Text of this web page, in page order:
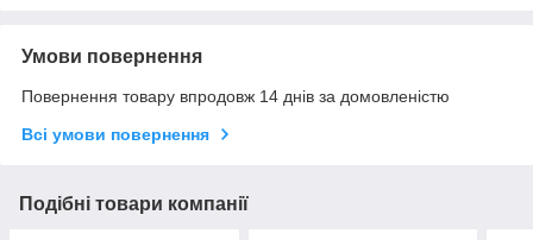
Умови повернення
Повернення товару впродовж 14 днів за домовленістю
Всі умови повернення
Подібні товари компанії